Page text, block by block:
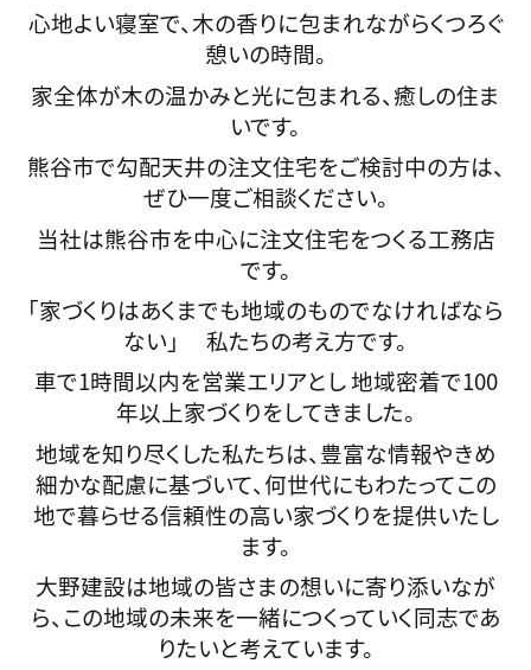
心地よい寝室で、木の香りに包まれながらくつろぐ
憩いの時間。
家全体が木の温かみと光に包まれる、癒しの住ま
いです。
熊谷市で勾配天井の注文住宅をご検討中の方は、
ぜひ一度ご相談ください。
当社は熊谷市を中心に注文住宅をつくる工務店
です。
「家づくりはあくまでも地域のものでなければなら
ない」 私たちの考え方です。
車で1時間以内を営業エリアとし 地域密着で100
年以上家づくりをしてきました。
地域を知り尽くした私たちは、豊富な情報やきめ
細かな配慮に基づいて、何世代にもわたってこの
地で暮らせる信頼性の高い家づくりを提供いたし
ます。
大野建設は地域の皆さまの想いに寄り添いなが
ら、この地域の未来を一緒につくっていく同志であ
りたいと考えています。